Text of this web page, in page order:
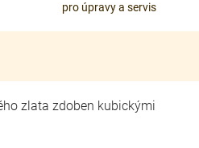
pro úpravy a servis
zlata zdoben kubickými